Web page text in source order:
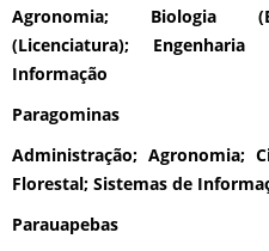
Agronomia; Biologia
(Licenciatura);
Informação
Paragominas
Administração; Agronomia;
Florestal; Sistemas de
Parauapebas